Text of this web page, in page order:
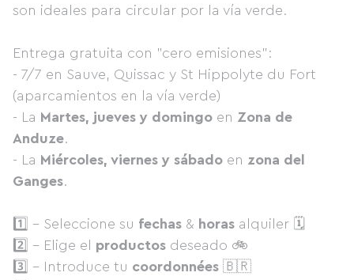
son ideales para circular por la vía verde.
Entrega gratuita con "cero emisiones":
- 7/7 en Sauve, Quissac y St Hippolyte du Fort
(aparcamientos en la vía verde)
- La Martes, jueves y domingo en Zona de
Anduze.
- La Miércoles, viernes y sábado en zona del
Ganges.
1️⃣ - Seleccione su fechas & horas alquiler 🗓
2️⃣ - Elige el productos deseado 🚲
3️⃣ - Introduce tu coordonnées 🇧🇷